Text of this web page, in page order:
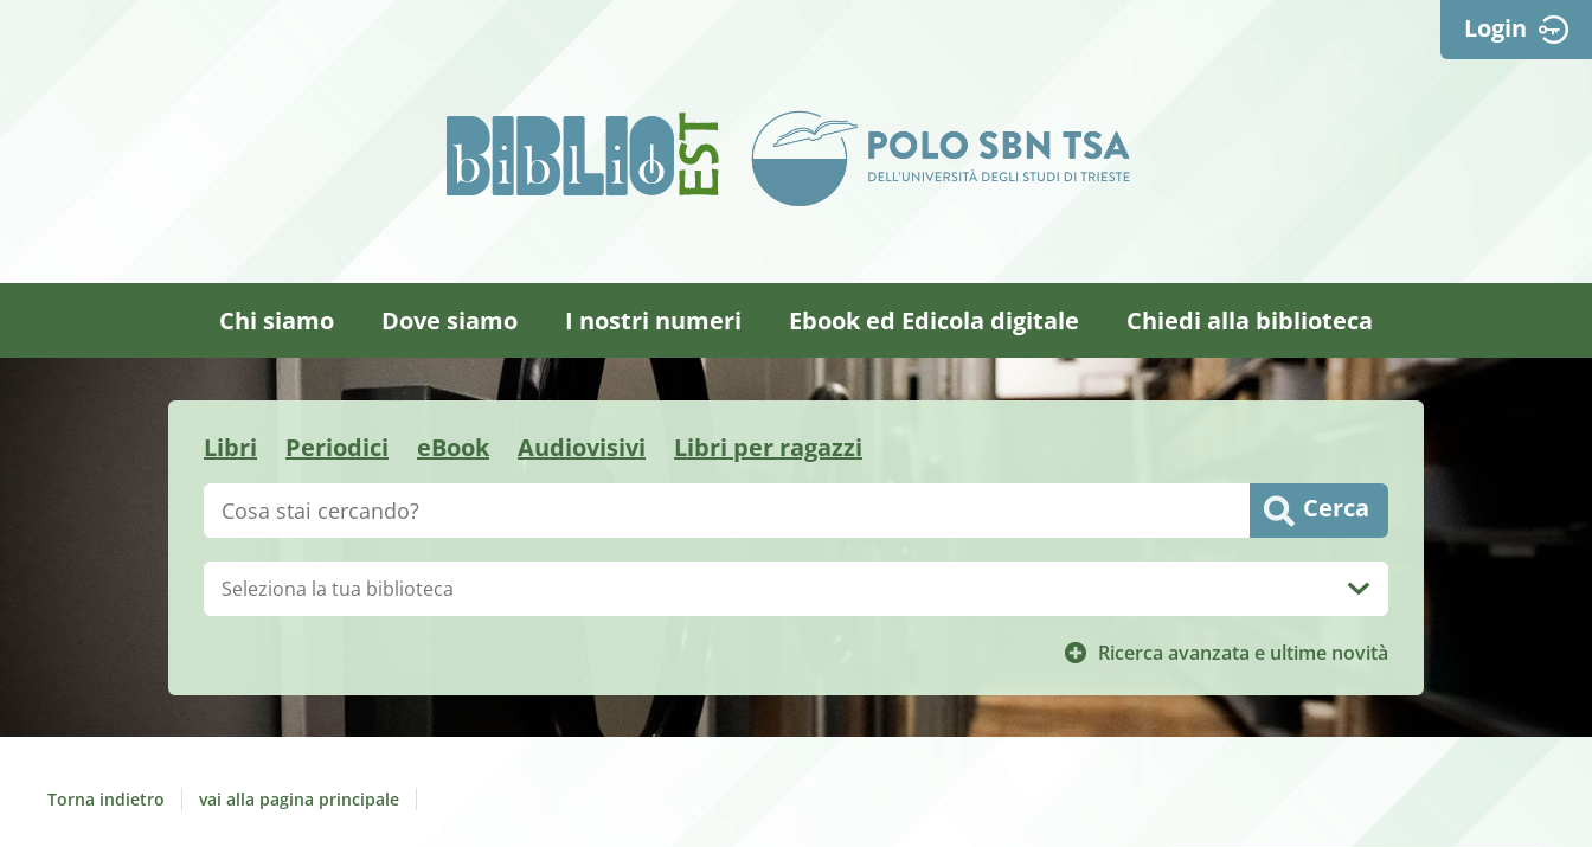
Login
Chi siamo Dove siamo I nostri numeri Ebook ed Edicola digitale Chiedi alla biblioteca
Libri Periodici eBook Audiovisivi Libri per ragazzi
Cerca su "Catalogo" Cerca
Ricerca avanzata e ultime novità
Biblioteca:
Torna indietro vai alla pagina principale